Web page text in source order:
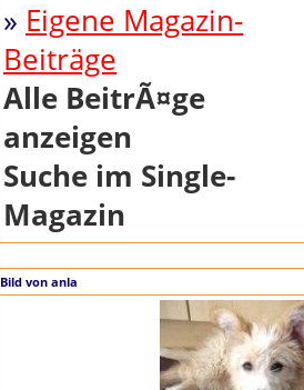
» Eigene Magazin-
Beiträge
Alle BeitrÃ¤ge
anzeigen
Suche im Single-
Magazin
Bild von anla